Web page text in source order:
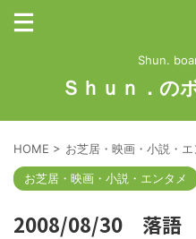
Shun.
Ｓｈｕｎ．の
HOME > お芝居・映画・小説・エ
お芝居・映画・小説・エンタメ
2008/08/30 落語